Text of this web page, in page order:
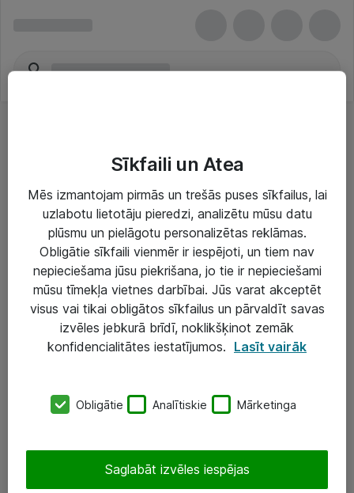
Risinājumi & Pakalpojumi
IT serviss un atbalsts
IT infrastruktūra
Darba vietu IT risinājumi
Serveri un datu centri
SIA „ATEA”
eShop@atea.lv
Sīkfaili un Atea
Mēs izmantojam pirmās un trešās puses sīkfailus, lai
uzlabotu lietotāju pieredzi, analizētu mūsu datu
plūsmu un pielāgotu personalizētas reklāmas.
Obligātie sīkfaili vienmēr ir iespējoti, un tiem nav
nepieciešama jūsu piekrišana, jo tie ir nepieciešami
mūsu tīmekļa vietnes darbībai. Jūs varat akceptēt
visus vai tikai obligātos sīkfailus un pārvaldīt savas
izvēles jebkurā brīdī, noklikšķinot zemāk
konfidencialitātes iestatījumos. Lasīt vairāk
Obligātie Analītiskie Mārketinga
Saglabāt izvēles iespējas